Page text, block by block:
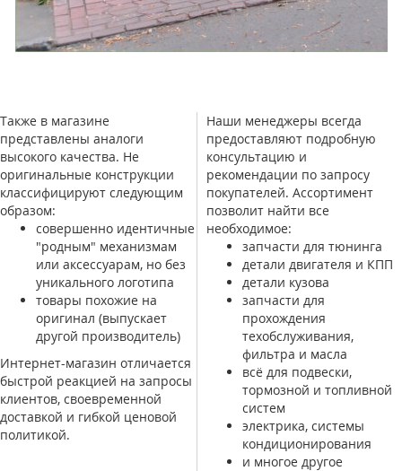
Также в магазине
представлены аналоги
высокого качества. Не
оригинальные конструкции
классифицируют следующим
образом:
совершенно идентичные
"родным" механизмам
или аксессуарам, но без
уникального логотипа
товары похожие на
оригинал (выпускает
другой производитель)
Интернет-магазин отличается
быстрой реакцией на запросы
клиентов, своевременной
доставкой и гибкой ценовой
политикой.
Наши менеджеры всегда
предоставляют подробную
консультацию и
рекомендации по запросу
покупателей. Ассортимент
позволит найти все
необходимое:
запчасти для тюнинга
детали двигателя и КПП
детали кузова
запчасти для
прохождения
техобслуживания,
фильтра и масла
всё для подвески,
тормозной и топливной
систем
электрика, системы
кондиционирования
и многое другое